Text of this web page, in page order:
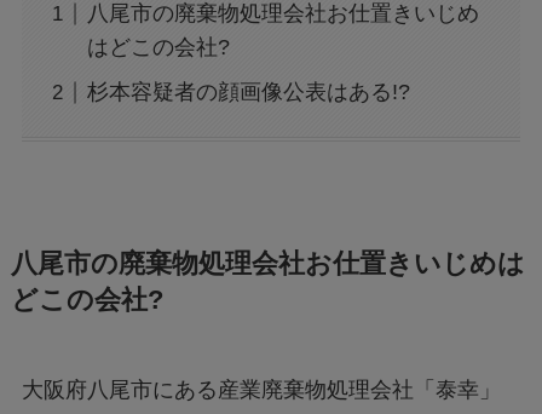
八尾市の廃棄物処理会社お仕置きいじめ
はどこの会社?
杉本容疑者の顔画像公表はある!?
八尾市の廃棄物処理会社お仕置きいじめは
どこの会社?
大阪府八尾市にある産業廃棄物処理会社「泰幸」